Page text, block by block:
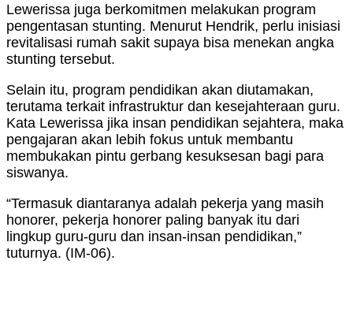
Lewerissa juga berkomitmen melakukan program
pengentasan stunting. Menurut Hendrik, perlu inisiasi
revitalisasi rumah sakit supaya bisa menekan angka
stunting tersebut.
Selain itu, program pendidikan akan diutamakan,
terutama terkait infrastruktur dan kesejahteraan guru.
Kata Lewerissa jika insan pendidikan sejahtera, maka
pengajaran akan lebih fokus untuk membantu
membukakan pintu gerbang kesuksesan bagi para
siswanya.
“Termasuk diantaranya adalah pekerja yang masih
honorer, pekerja honorer paling banyak itu dari
lingkup guru-guru dan insan-insan pendidikan,”
tuturnya. (IM-06).